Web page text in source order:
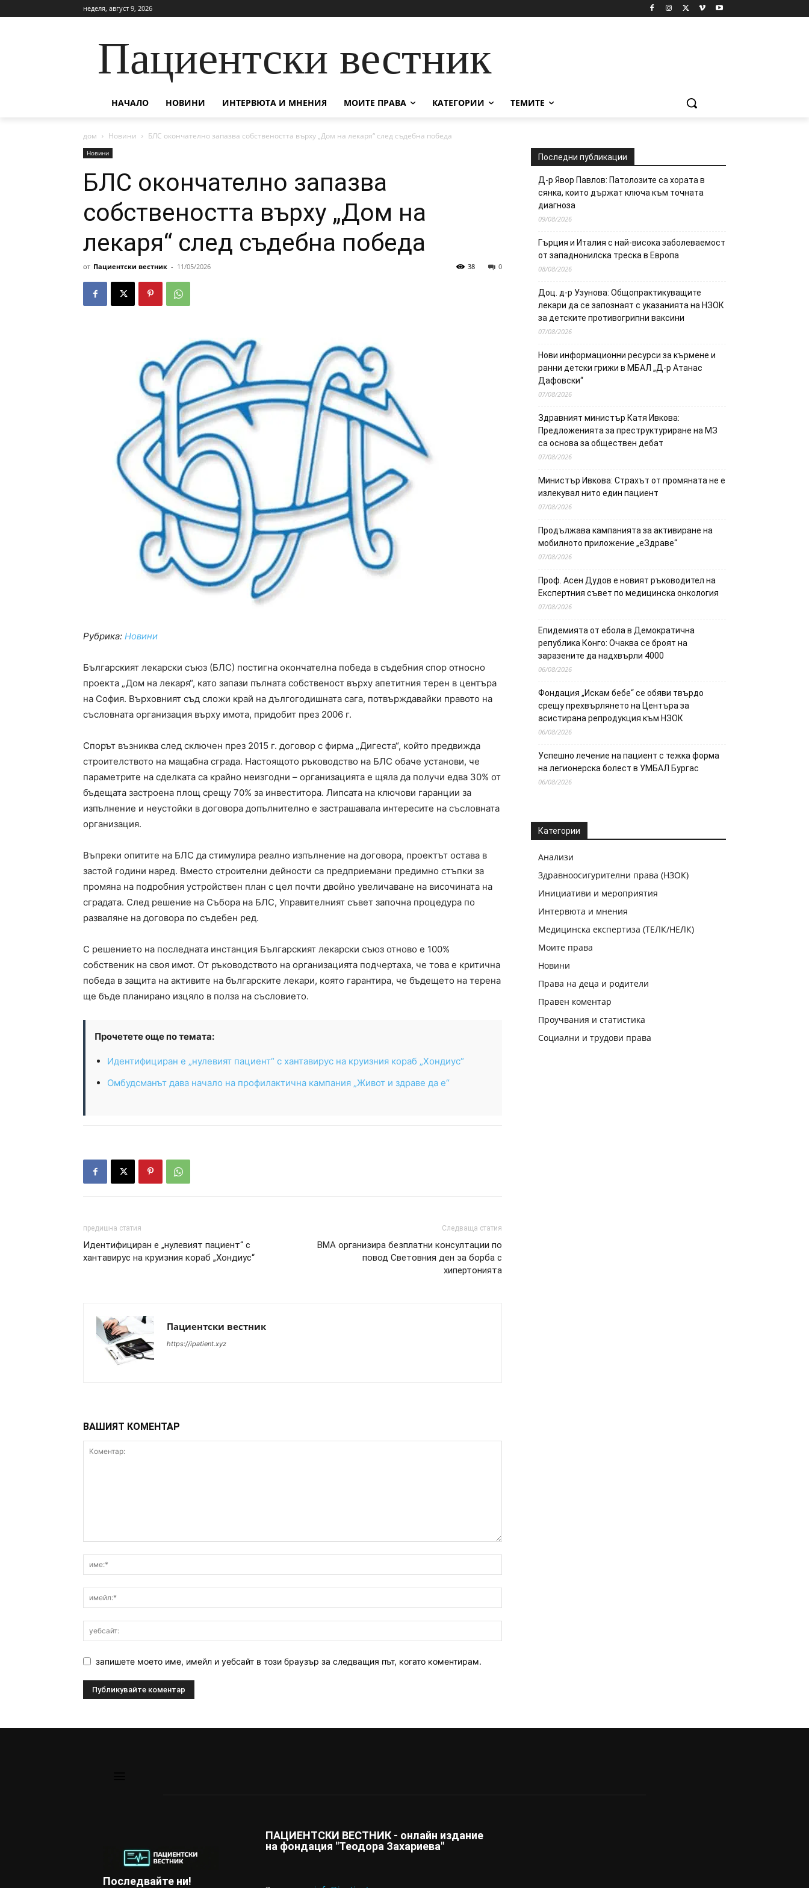
неделя, август 9, 2026
Пациентски вестник
НАЧАЛО НОВИНИ ИНТЕРВЮТА И МНЕНИЯ МОИТЕ ПРАВА КАТЕГОРИИ ТЕМИТЕ
дом Новини БЛС окончателно запазва собствеността върху „Дом на лекаря“ след съдебна победа
Новини
БЛС окончателно запазва
собствеността върху „Дом на
лекаря“ след съдебна победа
от Пациентски вестник - 11/05/2026 0
38
Рубрика: Новини
Българският лекарски съюз (БЛС) постигна окончателна победа в съдебния спор относно
проекта „Дом на лекаря“, като запази пълната собственост върху апетитния терен в центъра
на София. Върховният съд сложи край на дългогодишната сага, потвърждавайки правото на
съсловната организация върху имота, придобит през 2006 г.
Спорът възниква след сключен през 2015 г. договор с фирма „Дигеста“, който предвижда
строителството на мащабна сграда. Настоящото ръководство на БЛС обаче установи, че
параметрите на сделката са крайно неизгодни – организацията е щяла да получи едва 30% от
бъдещата застроена площ срещу 70% за инвеститора. Липсата на ключови гаранции за
изпълнение и неустойки в договора допълнително е застрашавала интересите на съсловната
организация.
Въпреки опитите на БЛС да стимулира реално изпълнение на договора, проектът остава в
застой години наред. Вместо строителни дейности са предприемани предимно стъпки за
промяна на подробния устройствен план с цел почти двойно увеличаване на височината на
сградата. След решение на Събора на БЛС, Управителният съвет започна процедура по
разваляне на договора по съдебен ред.
С решението на последната инстанция Българският лекарски съюз отново е 100%
собственик на своя имот. От ръководството на организацията подчертаха, че това е критична
победа в защита на активите на българските лекари, която гарантира, че бъдещето на терена
ще бъде планирано изцяло в полза на съсловието.
Прочетете още по темата:
Идентифициран е „нулевият пациент“ с хантавирус на круизния кораб „Хондиус“
Омбудсманът дава начало на профилактична кампания „Живот и здраве да е“
предишна статия
Идентифициран е „нулевият пациент“ с
хантавирус на круизния кораб „Хондиус“
Следваща статия
ВМА организира безплатни консултации по
повод Световния ден за борба с
хипертонията
Пациентски вестник
https://ipatient.xyz
ВАШИЯТ КОМЕНТАР
запишете моето име, имейл и уебсайт в този браузър за следващия път, когато коментирам.
Последни публикации
Д-р Явор Павлов: Патолозите са хората в
сянка, които държат ключа към точната
диагноза
09/08/2026
Гърция и Италия с най-висока заболеваемост
от западнонилска треска в Европа
08/08/2026
Доц. д-р Узунова: Общопрактикуващите
лекари да се запознаят с указанията на НЗОК
за детските противогрипни ваксини
07/08/2026
Нови информационни ресурси за кърмене и
ранни детски грижи в МБАЛ „Д-р Атанас
Дафовски“
07/08/2026
Здравният министър Катя Ивкова:
Предложенията за преструктуриране на МЗ
са основа за обществен дебат
07/08/2026
Министър Ивкова: Страхът от промяната не е
излекувал нито един пациент
07/08/2026
Продължава кампанията за активиране на
мобилното приложение „еЗдраве“
07/08/2026
Проф. Асен Дудов е новият ръководител на
Експертния съвет по медицинска онкология
07/08/2026
Епидемията от ебола в Демократична
република Конго: Очаква се броят на
заразените да надхвърли 4000
06/08/2026
Фондация „Искам бебе“ се обяви твърдо
срещу прехвърлянето на Центъра за
асистирана репродукция към НЗОК
06/08/2026
Успешно лечение на пациент с тежка форма
на легионерска болест в УМБАЛ Бургас
06/08/2026
Категории
Анализи
Здравноосигурителни права (НЗОК)
Инициативи и мероприятия
Интервюта и мнения
Медицинска експертиза (ТЕЛК/НЕЛК)
Моите права
Новини
Права на деца и родители
Правен коментар
Проучвания и статистика
Социални и трудови права
Последвайте ни!
ПАЦИЕНТСКИ ВЕСТНИК - онлайн издание
на фондация "Теодора Захариева"